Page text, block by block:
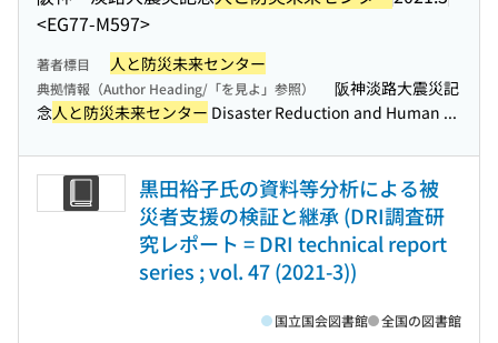
<EG77-M597>
著者標目 人と防災未来センター
典拠情報（Author Heading/「を見よ」参照）
阪神淡路大震災記
念人と防災未来センター Disaster Reduction and Human ...
黒田裕子氏の資料等分析による被
災者支援の検証と継承 (DRI調査研
究レポート = DRI technical report
series ; vol. 47 (2021-3))
国立国会図書館 全国の図書館